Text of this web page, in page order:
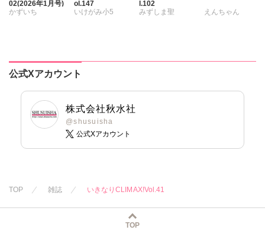
02(2026年1月号)
かずいち
桐嶋ショウコ
小田三月
星脇リカ
清水沙斗子
さくら蒼
小出ちゃこ
ol.147
いけがみ小5
l.102
みずしま聖
葉月かずお
えんちゃん
渡辺くらこ
沢音千尋 藤春都
公式Xアカウント
株式会社秋水社
@shusuisha
公式Xアカウント
TOP 雑誌 いきなりCLIMAX!Vol.41
TOP